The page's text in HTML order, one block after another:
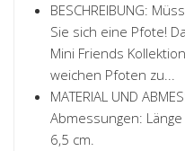
BESCHREIBUNG:
Sie sich eine Pfote!
Mini Friends
weichen Pfoten zu...
MATERIAL UND
Abmessungen:
6,5 cm.